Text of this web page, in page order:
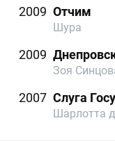
2009 Отчим
Шура
2009
Зоя
2007 Слуга
Шарлотта